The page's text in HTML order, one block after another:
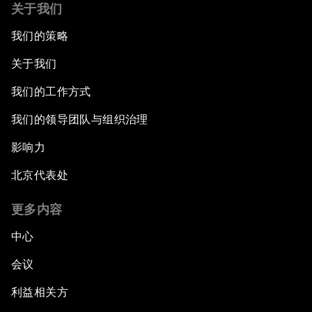
关于我们
我们的策略
关于我们
我们的工作方式
我们的领导团队与组织治理
影响力
北京代表处
更多内容
中心
会议
利益相关方